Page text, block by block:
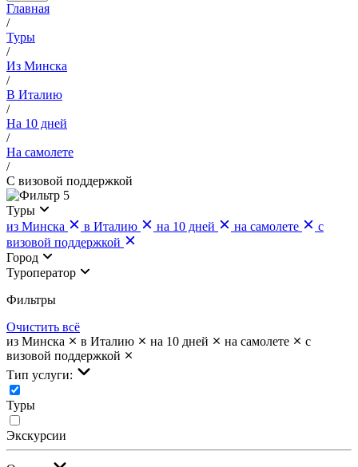
Главная
/
Туры
/
Из Минска
/
В Италию
/
На 10 дней
/
На самолете
/
С визовой поддержкой
5
Туры
из Минска
в Италию на 10 дней на самолете
с
визовой поддержкой
Город
Туроператор
Фильтры
Очистить всё
из Минска
в Италию на 10 дней на самолете
с
визовой поддержкой
Тип услуги:
Туры
Экскурсии